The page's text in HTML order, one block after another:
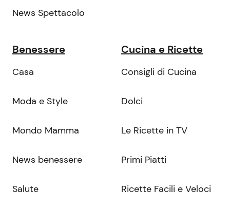
News Spettacolo
Benessere
Casa
Moda e Style
Mondo Mamma
News benessere
Salute
Cucina e Ricette
Consigli di Cucina
Dolci
Le Ricette in TV
Primi Piatti
Ricette Facili e Veloci